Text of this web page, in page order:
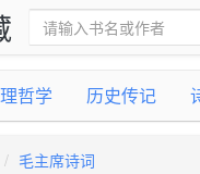
哲学 历史传记
毛主席诗词